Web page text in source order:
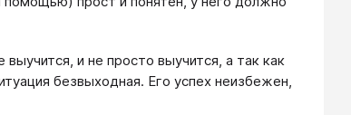
и не просто выучится, а так как
безвыходная. Его успех неизбежен,